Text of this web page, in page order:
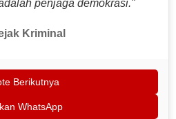
penjaga demokrasi."
Kriminal
Berikutnya
WhatsApp